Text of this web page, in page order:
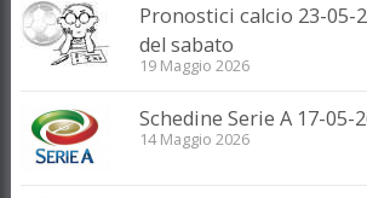
Pronostici calcio 23-05-
del sabato
19 Maggio 2026
Schedine Serie A 17-05-
14 Maggio 2026